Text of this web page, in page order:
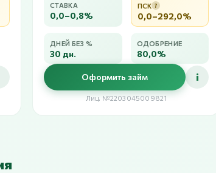
СТАВКА
0,0–0,8%
ПСК ?
0,0–292,0%
ДНЕЙ БЕЗ %
30 дн.
ОДОБРЕНИЕ
80,0%
Оформить займ i
Лиц. №2203045009821